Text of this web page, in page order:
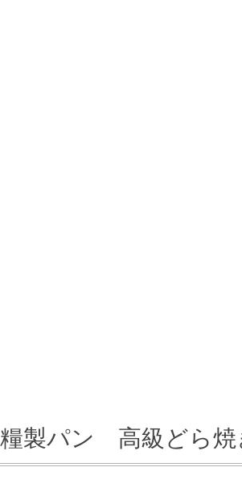
製パン 高級どら焼